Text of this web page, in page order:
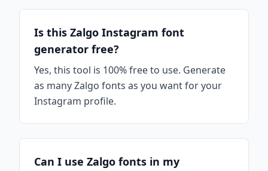
Is this Zalgo Instagram font
generator free?
Yes, this tool is 100% free to use. Generate
as many Zalgo fonts as you want for your
Instagram profile.
Can I use Zalgo fonts in my